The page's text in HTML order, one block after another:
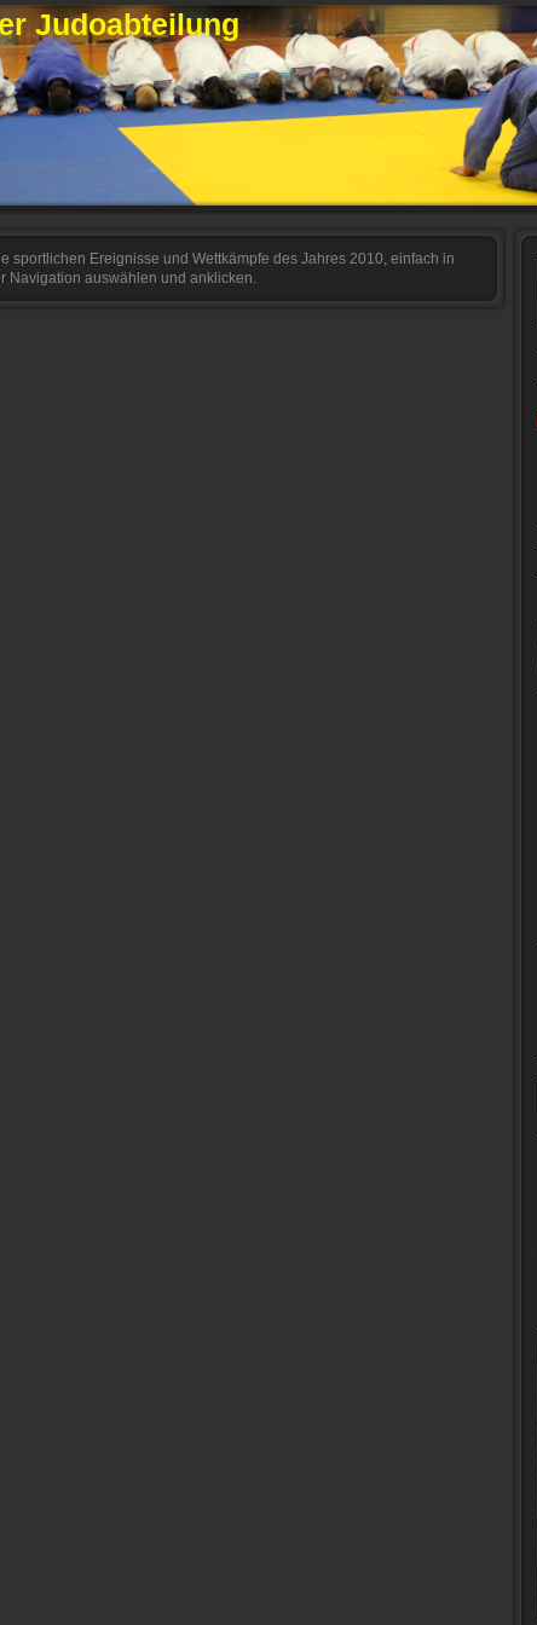
Judoabteilung
sportlichen Ereignisse und Wettkämpfe des Jahres 2010, einfach in
Navigation auswählen und anklicken.